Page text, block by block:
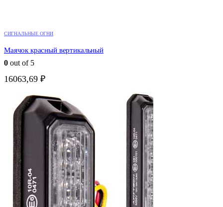
СИГНАЛЬНЫЕ ОГНИ
Маячок красный вертикальный
0 out of 5
16063,69 ₽